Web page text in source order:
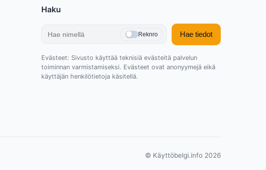
Haku
Reknro Hae tiedot
Evästeet: Sivusto käyttää teknisiä evästeitä palvelun
toiminnan varmistamiseksi. Evästeet ovat anonyymejä eikä
käyttäjän henkilötietoja käsitellä.
© Käyttöbelgi.info 2026